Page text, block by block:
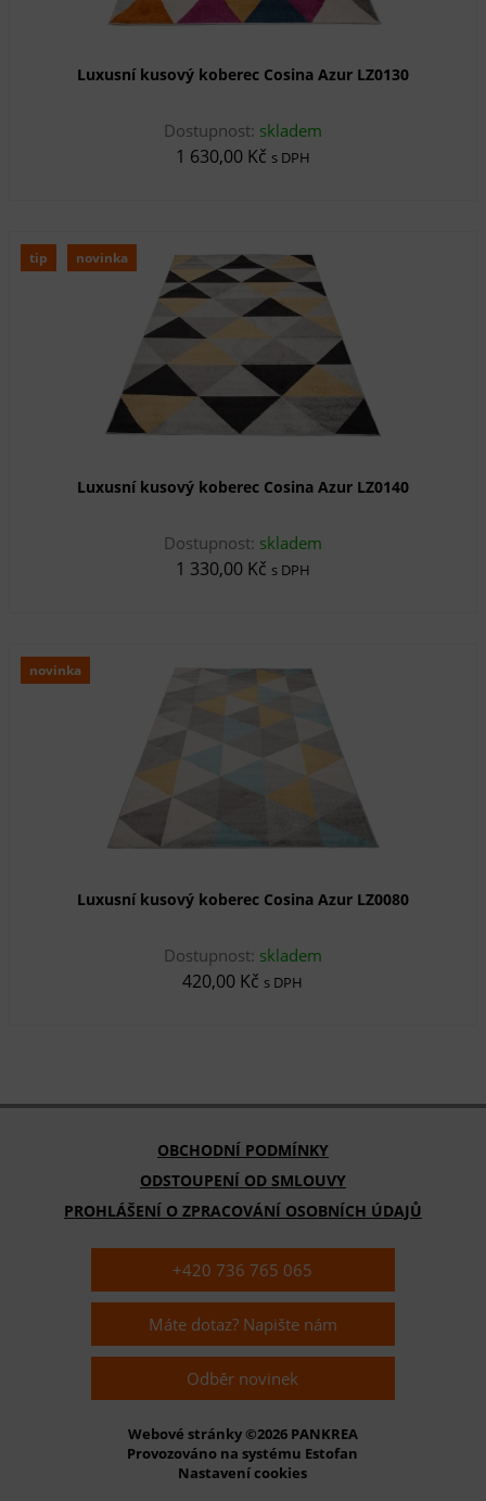
Luxusní kusový koberec Cosina Azur LZ0130
Dostupnost: skladem
1 630,00 Kč s DPH
tip novinka
Luxusní kusový koberec Cosina Azur LZ0140
Dostupnost: skladem
1 330,00 Kč s DPH
novinka
Luxusní kusový koberec Cosina Azur LZ0080
Dostupnost: skladem
420,00 Kč s DPH
OBCHODNÍ PODMÍNKY
ODSTOUPENÍ OD SMLOUVY
PROHLÁŠENÍ O ZPRACOVÁNÍ OSOBNÍCH ÚDAJŮ
+420 736 765 065
Máte dotaz? Napište nám
Odběr novinek
Webové stránky ©2026 PANKREA
Provozováno na systému Estofan
Nastavení cookies